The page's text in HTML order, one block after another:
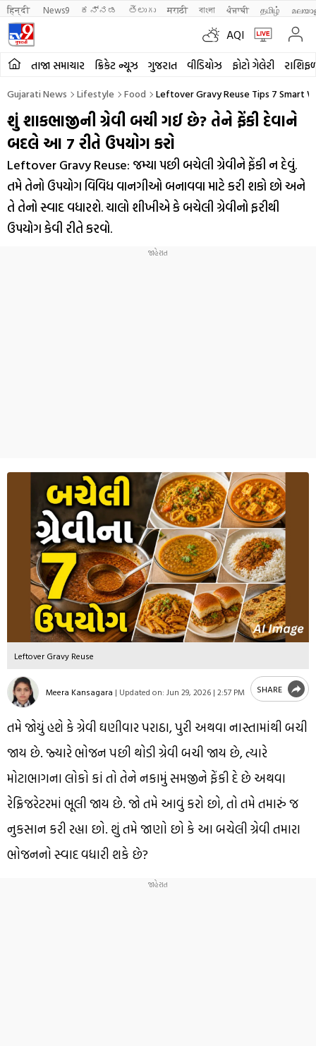
हिन्दी News9 ಕನ್ನಡ తెలుగు मराठी বাংলা ਪੰਜਾਬੀ தமிழ்
AQI
તાજા સમાચાર ક્રિકેટ ન્યૂઝ ગુજરાત વીડિયોઝ ફોટો ગેલેરી
Gujarati News Lifestyle Food Leftover Gravy Reuse Tips 7 Smart
શું શાકભાજીની ગ્રેવી બચી ગઈ છે? તેને ફેંકી દેવાને
બદલે આ 7 રીતે ઉપયોગ કરો
Leftover Gravy Reuse: જમ્યા પછી બચેલી ગ્રેવીને ફેંકી ન દેવું.
તમે તેનો ઉપયોગ વિવિધ વાનગીઓ બનાવવા માટે કરી શકો છો અને
તે તેનો સ્વાદ વધારશે. ચાલો શીખીએ કે બચેલી ગ્રેવીનો ફરીથી
ઉપયોગ કેવી રીતે કરવો.
Leftover Gravy Reuse
Meera Kansagara | Updated on: Jun 29, 2026 | 2:57 PM SHARE
તમે જોયું હશે કે ગ્રેવી ઘણીવાર પરાઠા, પુરી અથવા નાસ્તામાંથી બચી
જાય છે. જ્યારે ભોજન પછી થોડી ગ્રેવી બચી જાય છે, ત્યારે
મોટાભાગના લોકો કાં તો તેને નકામું સમજીને ફેંકી દે છે અથવા
રેફ્રિજરેટરમાં ભૂલી જાય છે. જો તમે આવું કરો છો, તો તમે તમારું જ
નુકસાન કરી રહ્યા છો. શું તમે જાણો છો કે આ બચેલી ગ્રેવી તમારા
ભોજનનો સ્વાદ વધારી શકે છે?